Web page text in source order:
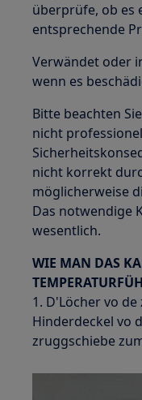
überprüfe, ob es
entsprechende
Verwändet oder
wenn es
Bitte beachten
nicht
nicht korrekt
möglicherweise
Das notwendige
wesentlich.
WIE MAN DAS
1. D'Löcher vo
Hinderdeckel vo
zruggschiebe